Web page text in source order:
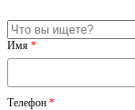
Имя *
Телефон *